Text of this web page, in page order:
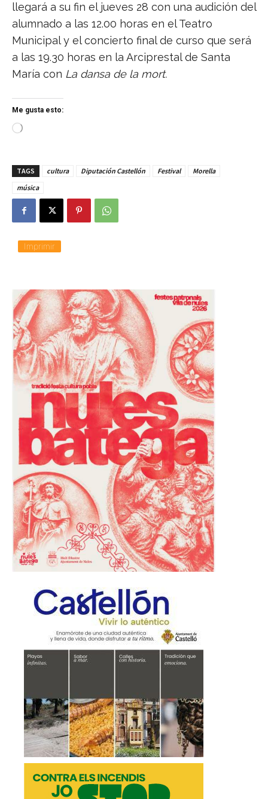
llegará a su fin el jueves 28 con una audición del
alumnado a las 12.00 horas en el Teatro
Municipal y el concierto final de curso que será
a las 19.30 horas en la Arciprestal de Santa
María con La dansa de la mort.
Me gusta esto:
C
a
n
o
.
.
TAGS cultura Diputación Castellón Festival
Morella
música
Imprimir